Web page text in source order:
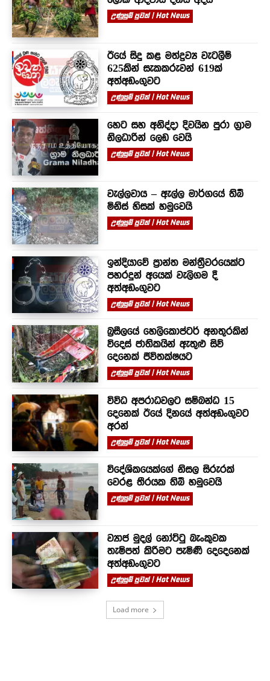
උණුසුම් පුවත් | Hot News
ඊයේ සිදු කළ මත්ද්‍රව්‍ය වැටලීම්
625කින් සැකකරුවන් 619ක්
අත්අඩංගුවට
උණුසුම් පුවත් | Hot News
හෙට සහ අනිද්දා දිවයින පුරා ග්‍රාම
නිලධාරින් ලෙඩ වෙයි
උණුසුම් පුවත් | Hot News
වැල්ලවාය – ඇල්ල මාර්ගයේ තිබී
මිනිස් හිසක් හමුවෙයි
උණුසුම් පුවත් | Hot News
ඉන්දියාවේ ප්‍රාන්ත මන්ත්‍රීවරයෙක්ට
පහරදුන් අයෙක් වැලිගම දී
අත්අඩංගුවට
උණුසුම් පුවත් | Hot News
බ්‍රසීලයේ හෙලිකොප්ටර් අනතුරකින්
විදෙස් ජාතිකයින් ඇතුළු සිව්
දෙනෙක් ජීවිතක්ෂයට
උණුසුම් පුවත් | Hot News
විවිධ අපරාධවලට සම්බන්ධ 15
දෙනෙක් ඊයේ දිනයේ අත්අඩංගුවට
අරන්
උණුසුම් පුවත් | Hot News
විදේශිකයෙක්ගේ නිසල සිරුරක්
වෙරළ තීරයක තිබී හමුවෙයි
උණුසුම් පුවත් | Hot News
ව්‍යාජ මුදල් නෝට්ටු බැංකුවක
තැම්පත් කිරීමට පැමිණි දෙදෙනෙක්
අත්අඩංගුවට
උණුසුම් පුවත් | Hot News
Load more